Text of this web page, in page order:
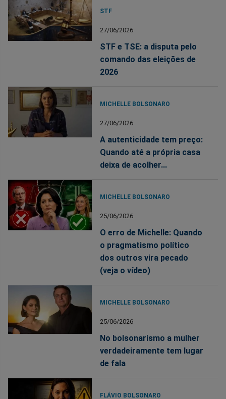
STF
27/06/2026
STF e TSE: a disputa pelo
comando das eleições de
2026
MICHELLE BOLSONARO
27/06/2026
A autenticidade tem preço:
Quando até a própria casa
deixa de acolher...
MICHELLE BOLSONARO
25/06/2026
O erro de Michelle: Quando
o pragmatismo político
dos outros vira pecado
(veja o vídeo)
MICHELLE BOLSONARO
25/06/2026
No bolsonarismo a mulher
verdadeiramente tem lugar
de fala
FLÁVIO BOLSONARO